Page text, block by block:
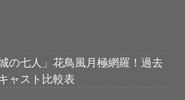
城の七人」花鳥風月極網羅！過去
ャスト比較表